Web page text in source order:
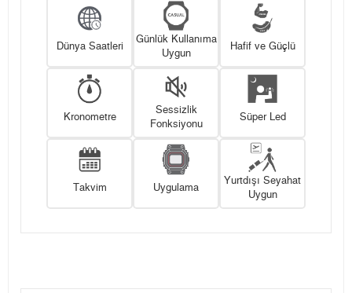
Dünya Saatleri
Günlük Kullanıma
Uygun
Hafif ve Güçlü
Kronometre
Sessizlik
Fonksiyonu
Süper Led
Takvim Uygulama
Yurtdışı Seyahat
Uygun